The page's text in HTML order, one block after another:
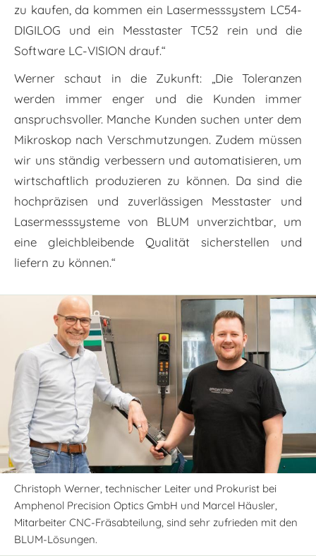
zu kaufen, da kommen ein Lasermesssystem LC54-
DIGILOG und ein Messtaster TC52 rein und die
Software LC-VISION drauf.“
Werner schaut in die Zukunft: „Die Toleranzen
werden immer enger und die Kunden immer
anspruchsvoller. Manche Kunden suchen unter dem
Mikroskop nach Verschmutzungen. Zudem müssen
wir uns ständig verbessern und automatisieren, um
wirtschaftlich produzieren zu können. Da sind die
hochpräzisen und zuverlässigen Messtaster und
Lasermesssysteme von BLUM unverzichtbar, um
eine gleichbleibende Qualität sicherstellen und
liefern zu können.“
Christoph Werner, technischer Leiter und Prokurist bei
Amphenol Precision Optics GmbH und Marcel Häusler,
Mitarbeiter CNC-Fräsabteilung, sind sehr zufrieden mit den
BLUM-Lösungen.